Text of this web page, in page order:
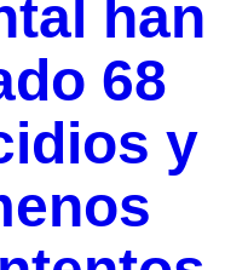
han
68
y